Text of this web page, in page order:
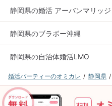
静岡県の婚活 アーバンマリッジ
静岡県のブラボー沖縄
静岡県の自治体婚活LMO
婚活パーティーのオミカレ 静岡県